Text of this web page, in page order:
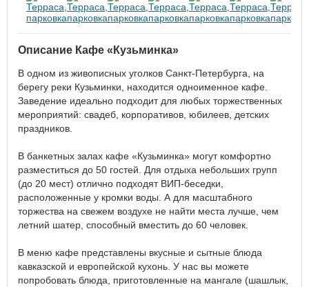
Описание Кафе «Кузьминка»
В одном из живописных уголков Санкт-Петербурга, на
берегу реки Кузьминки, находится одноименное кафе.
Заведение идеально подходит для любых торжественных
мероприятий: свадеб, корпоративов, юбилеев, детских
праздников.
В банкетных залах кафе «Кузьминка» могут комфортно
разместиться до 50 гостей. Для отдыха небольших групп
(до 20 мест) отлично подходят ВИП-беседки,
расположенные у кромки воды. А для масштабного
торжества на свежем воздухе не найти места лучше, чем
летний шатер, способный вместить до 60 человек.
В меню кафе представлены вкусные и сытные блюда
кавказской и европейской кухонь. У нас вы можете
попробовать блюда, приготовленные на мангале (шашлык,